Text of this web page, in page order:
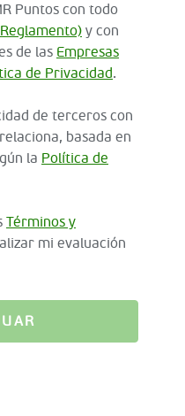
Puntos con todo
y con
de las Empresas
de Privacidad.
de terceros con
basada en
la Política de
Términos y
mi evaluación